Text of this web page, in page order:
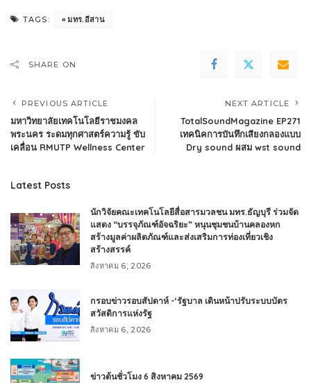
TAGS: มทร.อีสาน
SHARE ON
PREVIOUS ARTICLE
มหาวิทยาลัยเทคโนโลยีราชมงคล
พระนคร ระดมทุกศาสตร์ความรู้ ขับ
เคลื่อน RMUTP Wellness Center
NEXT ARTICLE
TotalSoundMagazine EP271
เทคนิคการบันทึกเสียงกลองแบบ
Dry sound ผสม wst sound
Latest Posts
นักวิจัยคณะเทคโนโลยีสื่อสารมวลชน มทร.ธัญบุรี ร่วมจัด
แสดง “บรรจุภัณฑ์อัจฉริยะ” หนุนชุมชนบ้านคลองหก
สร้างมูลค่าผลิตภัณฑ์และส่งเสริมการท่องเที่ยวเชิง
สร้างสรรค์
สิงหาคม 6, 2026
กรอบข่าวรอบสัปดาห์ -‘รัฐบาล เดินหน้าปรับระบบบัตร
สวัสดิการแห่งรัฐ
สิงหาคม 6, 2026
ข่าวต้นชั่วโมง 6 สิงหาคม 2569